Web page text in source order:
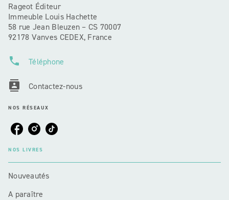
Rageot Éditeur
Immeuble Louis Hachette
58 rue Jean Bleuzen – CS 70007
92178 Vanves CEDEX, France
phone Téléphone
contacts Contactez-nous
NOS RÉSEAUX
NOS LIVRES
Nouveautés
A paraître